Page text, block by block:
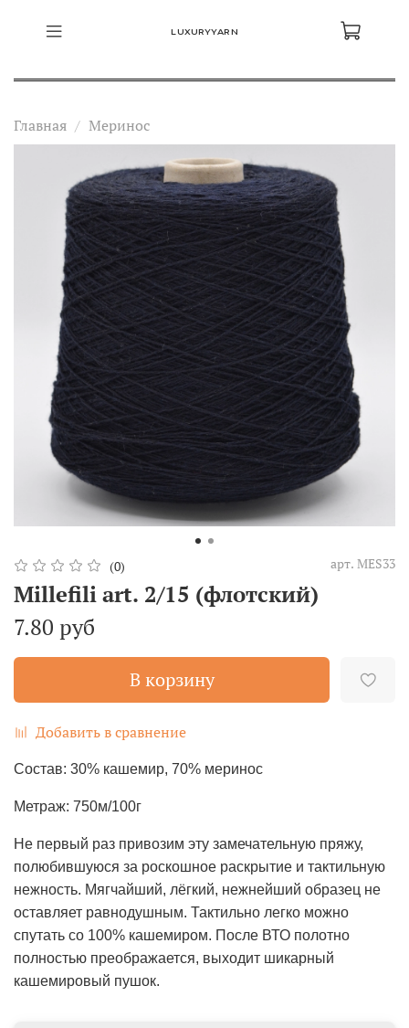
LUXURYYARN
Главная Меринос
(0) арт. MES33
Millefili art. 2/15 (флотский)
7.80 руб
В корзину
Добавить в сравнение
Состав: 30% кашемир, 70% меринос
Метраж: 750м/100г
Не первый раз привозим эту замечательную пряжу,
полюбившуюся за роскошное раскрытие и тактильную
нежность. Мягчайший, лёгкий, нежнейший образец не
оставляет равнодушным. Тактильно легко можно
спутать со 100% кашемиром. После ВТО полотно
полностью преображается, выходит шикарный
кашемировый пушок.